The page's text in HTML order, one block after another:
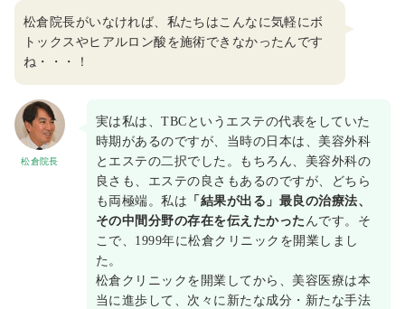
松倉院長がいなければ、私たちはこんなに気軽にボ
トックスやヒアルロン酸を施術できなかったんです
ね・・・！
松倉院長
実は私は、TBCというエステの代表をしていた
時期があるのですが、当時の日本は、美容外科
とエステの二択でした。もちろん、美容外科の
良さも、エステの良さもあるのですが、どちら
も両極端。私は 「結果が出る」最良の治療法、
その中間分野の存在を伝えたかった んです。そ
こで、1999年に松倉クリニックを開業しまし
た。
松倉クリニックを開業してから、美容医療は本
当に進歩して、次々に新たな成分・新たな手法